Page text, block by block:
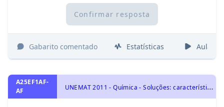
Confirmar resposta
Gabarito comentado Estatísticas Aulas
A25EF1AF-
AF
U
NEMAT 2011 - Química - Soluções: características, tipos de concentração, diluição, mistura, titulação e soluções coloidais., Soluções e Substâncias Inorgânicas